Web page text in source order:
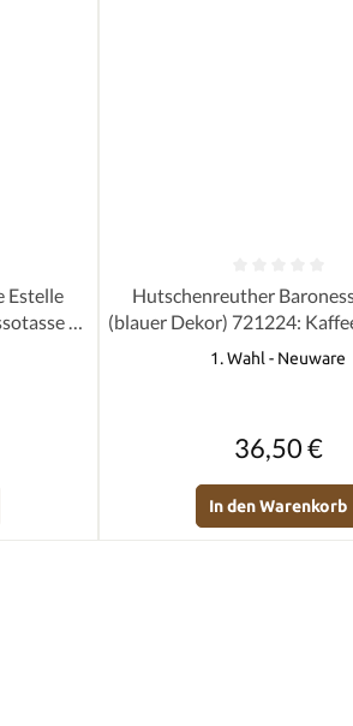
von 0 von 5 Sternen
Estelle
2-
Durchschnittliche
Hutschenreuther
(blauer Dekor) 721224:
0,20 ltr. UT= 15 cm.
1. Wahl - Neuware
36,50 €
In den Warenkorb